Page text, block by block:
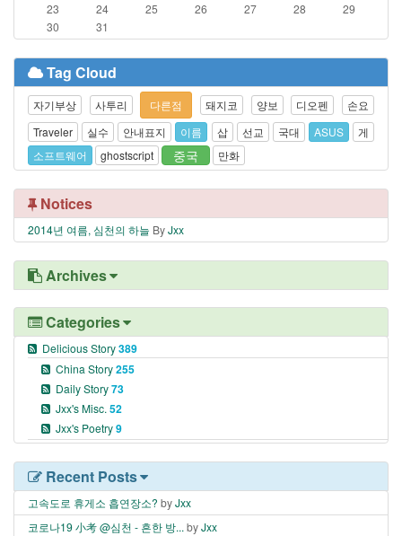
23
24 25 26 27 28
29
30
31
Tag Cloud
자기부상 사투리 다른점 돼지코 양보 디오펜
손요
Traveler
실수 안내표지 이름 삽 선교 국대 ASUS
게
소프트웨어
ghostscript 중국 만화
Notices
2014년 여름, 심천의 하늘 ByJxx
Archives
Categories
Delicious Story389
China Story255
Daily Story73
Jxx's Misc. 52
Jxx's Poetry9
Recent Posts
고속도로 휴게소 흡연장소? byJxx
코로나19 小考 @심천 - 흔한 방... byJxx